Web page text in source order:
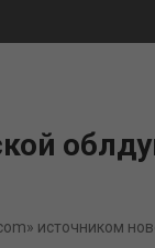
источником